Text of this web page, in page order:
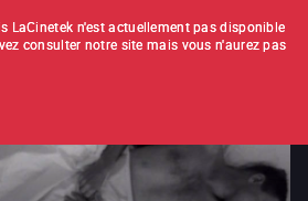
ABONNEMENT
LaCinetek n'est actuellement pas disponible
consulter notre site mais vous n'aurez pas